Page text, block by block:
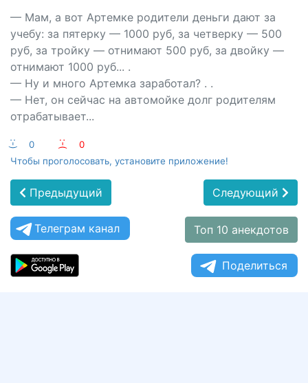
— Мам, а вот Артемке родители деньги дают за
учебу: за пятерку — 1000 руб, за четверку — 500
руб, за тройку — отнимают 500 руб, за двойку —
отнимают 1000 руб... .
— Ну и много Артемка заработал? . .
— Нет, он сейчас на автомойке долг родителям
отрабатывает...
:-) 0 :-(
0
Чтобы проголосовать, установите приложение!
Предыдущий Следующий
Телеграм канал Топ 10 анекдотов
Поделиться